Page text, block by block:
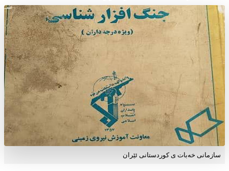
سازمانی خەبات ی كوردستانی ئێران